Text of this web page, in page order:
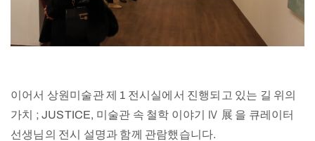
이어서 상원미술관 제 1 전시실에서 진행되고 있는 길 위의
가치 ; JUSTICE, 미술관 속 철학 이야기 Ⅳ 展 을 큐레이터
선생님의 전시 설명과 함께 관람했습니다.